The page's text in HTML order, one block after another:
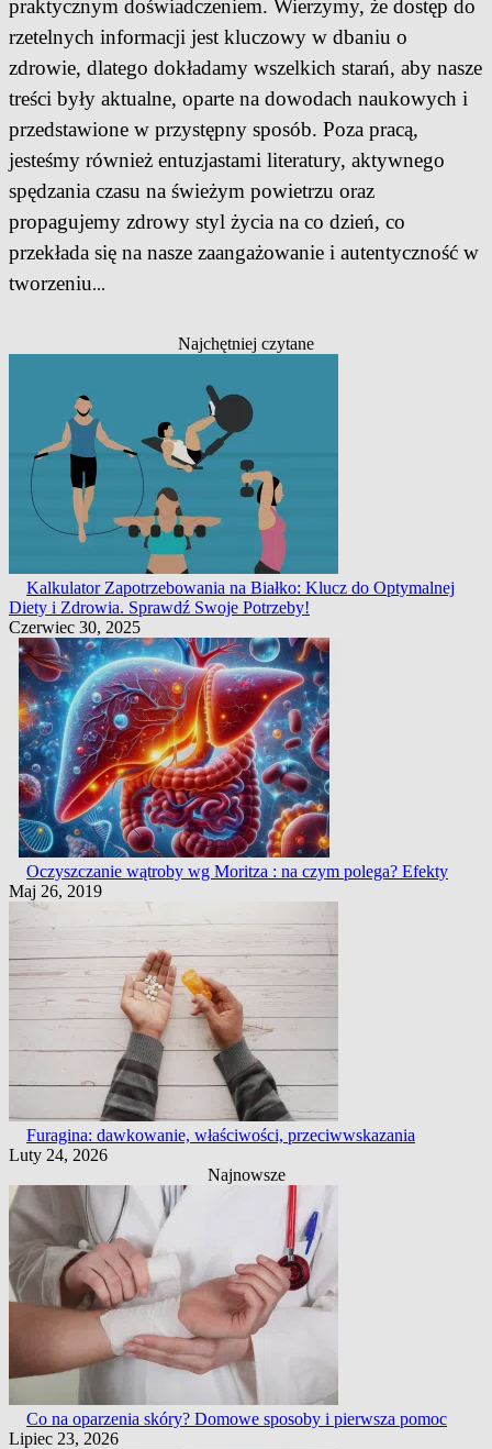
praktycznym doświadczeniem. Wierzymy, że dostęp do
rzetelnych informacji jest kluczowy w dbaniu o
zdrowie, dlatego dokładamy wszelkich starań, aby nasze
treści były aktualne, oparte na dowodach naukowych i
przedstawione w przystępny sposób. Poza pracą,
jesteśmy również entuzjastami literatury, aktywnego
spędzania czasu na świeżym powietrzu oraz
propagujemy zdrowy styl życia na co dzień, co
przekłada się na nasze zaangażowanie i autentyczność w
tworzeniu...
Najchętniej czytane
Kalkulator Zapotrzebowania na Białko: Klucz do Optymalnej
Diety i Zdrowia. Sprawdź Swoje Potrzeby!
Czerwiec 30, 2025
Oczyszczanie wątroby wg Moritza : na czym polega? Efekty
Maj 26, 2019
Furagina: dawkowanie, właściwości, przeciwwskazania
Luty 24, 2026
Najnowsze
Co na oparzenia skóry? Domowe sposoby i pierwsza pomoc
Lipiec 23, 2026